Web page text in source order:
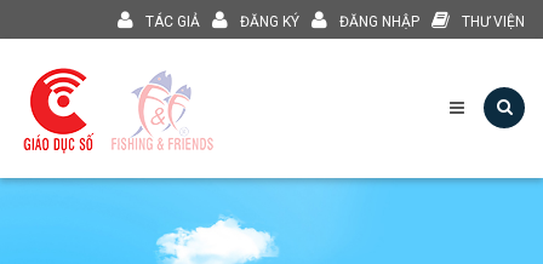
TÁC GIẢ ĐĂNG KÝ ĐĂNG NHẬP THƯ VIỆN